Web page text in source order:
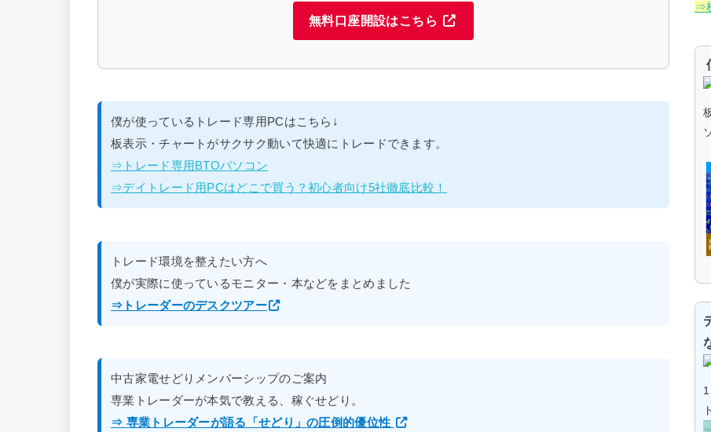
無料口座開設はこちら
僕が使っているトレード専用PCはこちら↓
板表示・チャートがサクサク動いて快適にトレードできます。
⇒トレード専用BTOパソコン
⇒デイトレード用PCはどこで買う？初心者向け5社徹底比較！
トレード環境を整えたい方へ
僕が実際に使っているモニター・本などをまとめました
⇒トレーダーのデスクツアー
中古家電せどりメンバーシップのご案内
専業トレーダーが本気で教える、稼ぐせどり。
⇒ 専業トレーダーが語る「せどり」の圧倒的優位性
⇒